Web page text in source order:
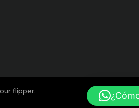
flipper.